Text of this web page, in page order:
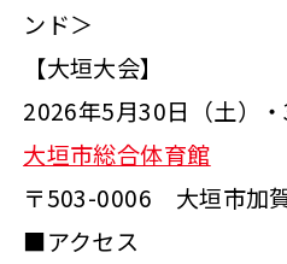
ンド＞
【大垣大会】
2026年5月30日（土）・
大垣市総合体育館
〒503-0006 大垣市加
■アクセス